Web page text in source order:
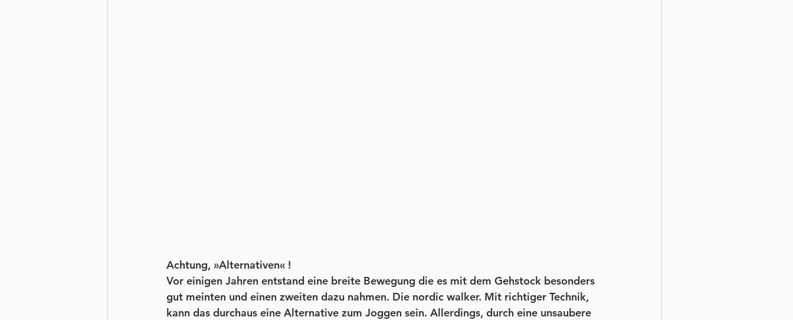
Achtung, »Alternativen« !
Vor einigen Jahren entstand eine breite Bewegung die es mit dem Gehstock besonders
gut meinten und einen zweiten dazu nahmen. Die nordic walker. Mit richtiger Technik,
kann das durchaus eine Alternative zum Joggen sein. Allerdings, durch eine unsaubere